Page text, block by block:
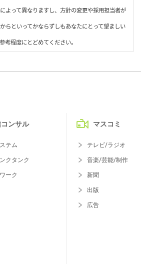
よって異なりますし、方針の変更や採用担当者が
らといってかならずしもあなたにとって望ましい
程度にとどめてください。
ンサル
テム
クタンク
ーク
マスコミ
テレビ/ラジオ
音楽/芸能/制作
新聞
出版
広告